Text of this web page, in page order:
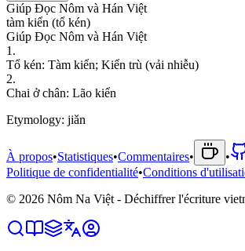
Giúp Đọc Nôm và Hán Việt
tàm kiển (tổ kén)
Giúp Đọc Nôm và Hán Việt
1 .
Tổ kén: Tàm kiển; Kiển trù (vải nhiễu)
2.
Chai ở chân: Lão kiển
Etymology: jiǎn
À propos•Statistiques•Commentaires•
•
Politique de confidentialité•Conditions
© 2026 Nôm Na Việt - Déchiffrer l'écriture